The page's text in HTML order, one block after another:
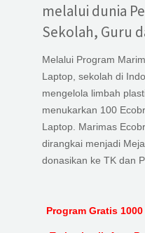
melalui dunia
Sekolah, Guru
Melalui Program
Laptop, sekolah di
mengelola limbah
menukarkan 100
Laptop. Marimas
dirangkai menjadi
donasikan ke TK dan
Program Gratis